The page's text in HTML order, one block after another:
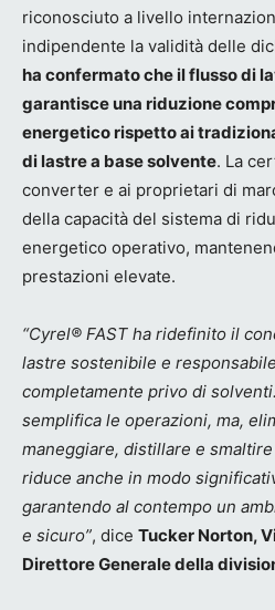
riconosciuto a livello
indipendente la validità delle
ha confermato che il flusso di
garantisce una riduzione
energetico rispetto ai
di lastre a base solvente. La
converter e ai proprietari di
della capacità del sistema di
energetico operativo,
prestazioni elevate.
“Cyrel® FAST ha ridefinito il
lastre sostenibile e
completamente privo di
semplifica le operazioni, ma,
maneggiare, distillare e
riduce anche in modo
garantendo al contempo un
e sicuro”, dice Tucker Norton,
Direttore Generale della